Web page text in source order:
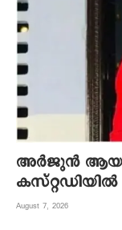
അര്‍ജുന്‍
കസ്റ്റഡിയില്‍
August 7, 2026